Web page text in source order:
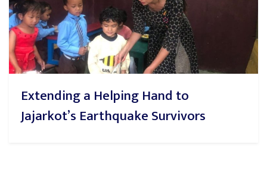
Extending a Helping Hand to
Jajarkot’s Earthquake Survivors